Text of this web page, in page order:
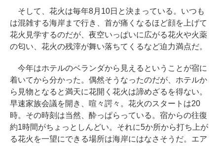
そして、花火は毎年8月10日と決まっている。いつも
は混雑する海岸まで行き、首が痛くなるほど顔を上げて
花火見学するのだが、夜空いっぱいに広がる花火や火薬
の匂い、花火の残滓が舞い落ちてくるなど迫力満点だ。
今年はホテルのベランダから見えるということが宿に
着いてから分かった。偶然そうなったのだが、ホテルか
ら見物となると満天に花開く花火は諦めざるを得ない。
早速家族会議を開き、喧々諤々。花火のスタートは20
時。その時刻は当然、酔っぱらっている。宿からの往復
約1時間がちょっとしんどい。それに5か所から打ち上が
る花火を一望にできる場所は海岸にはなさそうだ。エア